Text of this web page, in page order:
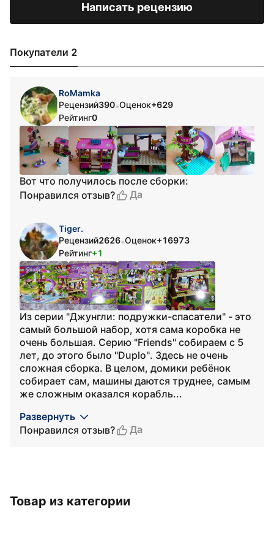
Написать рецензию
Покупатели 2
RoMamka
Рецензий390•Оценок+629
Рейтинг0
Вот что получилось после сборки:
Понравился отзыв?
Да
Tiger.
Рецензий2626•Оценок+16973
Рейтинг+1
Из серии "Джунгли: подружки-спасатели" - это
самый большой набор, хотя сама коробка не
очень большая. Серию "Friends" собираем с 5
лет, до этого было "Duplo". Здесь не очень
сложная сборка. В целом, домики ребёнок
собирает сам, машины даются труднее, самым
же сложным оказался корабль...
Развернуть
Понравился отзыв?
Да
Товар из категории